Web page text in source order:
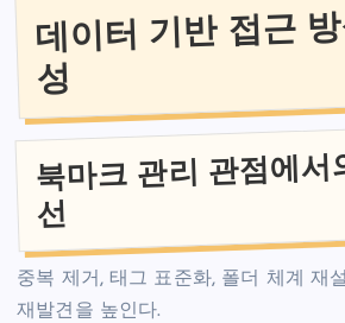
데이터 기반 접근
성
북마크 관리 관점에서
선
중복 제거, 태그 표준화, 폴더 체계 재
재발견을 높인다.